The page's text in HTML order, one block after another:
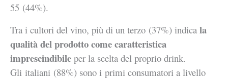
55 (44%).
Tra i cultori del vino, più di un terzo (37%) indica la
qualità del prodotto come caratteristica
imprescindibile per la scelta del proprio drink.
Gli italiani (88%) sono i primi consumatori a livello